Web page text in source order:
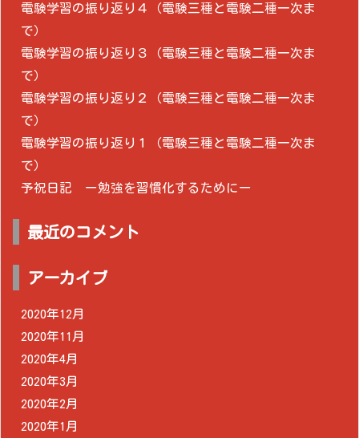
電験学習の振り返り４（電験三種と電験二種一次ま
で）
電験学習の振り返り３（電験三種と電験二種一次ま
で）
電験学習の振り返り２（電験三種と電験二種一次ま
で）
電験学習の振り返り１（電験三種と電験二種一次ま
で）
予祝日記 ー勉強を習慣化するためにー
最近のコメント
アーカイブ
2020年12月
2020年11月
2020年4月
2020年3月
2020年2月
2020年1月